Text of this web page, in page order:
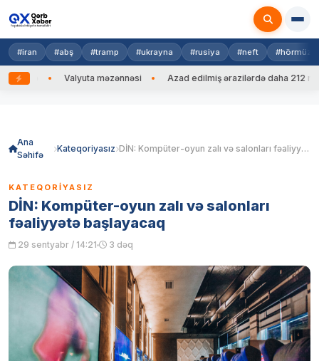
#iran #abş #tramp #ukrayna #rusiya #neft #hörmüz
Valyuta məzənnəsi Azad edilmiş ərazilərdə daha 212 mina,
Ana
Səhifə
Kateqoriyasız DİN: Kompüter-oyun zalı və salonları fəaliyyətə başlayacaq
KATEQORIYASIZ
DİN: Kompüter-oyun zalı və salonları
fəaliyyətə başlayacaq
29 sentyabr / 14:21 3 dəq